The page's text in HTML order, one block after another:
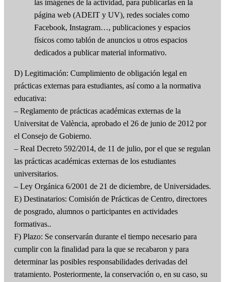
las imágenes de la actividad, para publicarlas en la
página web (ADEIT y UV), redes sociales como
Facebook, Instagram…, publicaciones y espacios
físicos como tablón de anuncios u otros espacios
dedicados a publicar material informativo.
D) Legitimación: Cumplimiento de obligación legal en
prácticas externas para estudiantes, así como a la normativa
educativa:
– Reglamento de prácticas académicas externas de la
Universitat de València, aprobado el 26 de junio de 2012 por
el Consejo de Gobierno.
– Real Decreto 592/2014, de 11 de julio, por el que se regulan
las prácticas académicas externas de los estudiantes
universitarios.
– Ley Orgánica 6/2001 de 21 de diciembre, de Universidades.
E) Destinatarios: Comisión de Prácticas de Centro, directores
de posgrado, alumnos o participantes en actividades
formativas..
F) Plazo: Se conservarán durante el tiempo necesario para
cumplir con la finalidad para la que se recabaron y para
determinar las posibles responsabilidades derivadas del
tratamiento. Posteriormente, la conservación o, en su caso, su